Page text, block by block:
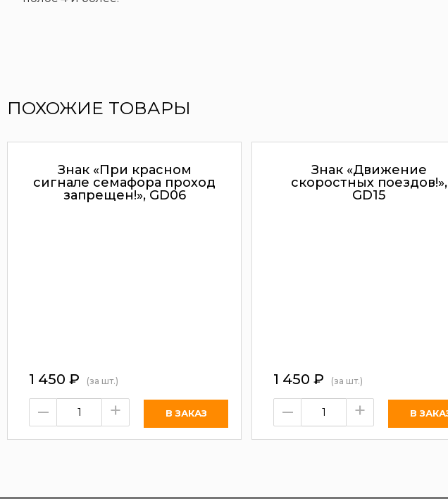
ПОХОЖИЕ ТОВАРЫ
Знак «При красном
сигнале семафора проход
запрещен!», GD06
1 450 ₽ (за шт.)
– +
Знак «Движение
скоростных поездов!»,
GD15
1 450 ₽ (за шт.)
– +